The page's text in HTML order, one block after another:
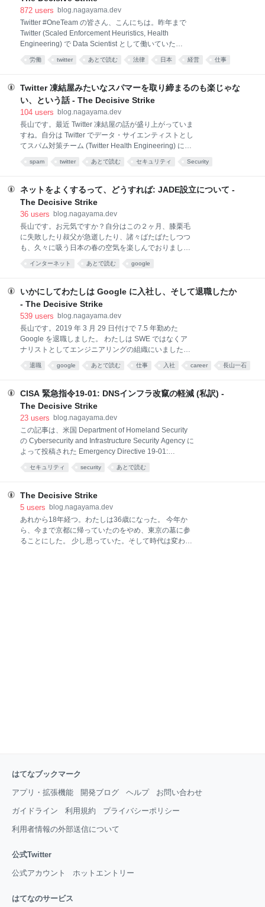
す。これは、「どの部署がレイオフ対象になったか」
ば、米国でレイオフ対象になった主要なチームは、ア
クセシビリティ、機械学習倫理 (META: ML Ethics,
Transparency & Accountability)、人権、キュレーショ
ン、PR (Comms)、SRE (Site Reliability Eng) な
872 users blog.nagayama.dev
Twitter #OneTeam の皆さん、こんにちは。昨年まで
Twitter (Scaled Enforcement Heuristics, Health
Engineering) で Data Scientist として働いていた
Kazushi と言います。 Elon Musk によって解雇された
皆さん、おつかれさまでした。これから転職先を探す
自分以外にこの点について公に言及されている方がい
らっしゃらないようなので、簡単にブログに書いてお
きます。これは不当解雇であり、法廷で争うべきこと
も、訴訟が起こっています。戦いましょう。 今日解雇
された Twitter 日本法人社員も不当解雇として法廷で争
って欲しい。整理解雇要件を満たすのは難しいはず。
https://t.co/mscQURXi70
労働 twitter あとで読む 法律 日本 経営 仕事
Twitter 凍結屋みたいなスパマーを取り締まるのも楽じゃな
い、という話 - The Decisive Strike
104 users blog.nagayama.dev
長山です。最近 Twitter 凍結屋の話が盛り上がっていま
すね。自分は Twitter でデータ・サイエンティストとし
てスパム対策チーム (Twitter Health Engineering) に在
籍していたことがあるので、少しこの件に関連して、
スパム対策の苦労について書いておきたいと思いま
のスパム対策における一般論」であって、Twitter 的に
Confidential な話はしていません。自分は Google
Search、Google Play のスパム対策チームにも在籍し
スパム対策という観点で書いておきたいと思います。
今北産業 スパム対策は結構難しく、報われない仕事。
陰謀論的に語られることが多いが、単に難しい仕事に
能力が追いついていないだけ。 一般ユーザーは、被害
spam twitter あとで読む セキュリティ Security
ネットをよくするって、どうすれば: JADE設立について -
The Decisive Strike
36 users blog.nagayama.dev
長山です。お元気ですか？自分はこの２ヶ月、膝栗毛
に失敗したり叔父が急逝したり、諸々ばたばたしつつ
も、久々に吸う日本の春の空気を楽しんでおりまし
た。これからも日本に住むことを楽しみにしていま
す。住みなれし花のみやこの初雪をことしは見むと思
とは既に前のエントリで書きました。その中で書いた
「これからやること」リストの中で、回顧録のこと、
ミルクハニーのこと、膝栗毛のことは既に色々動いて
くれたいた方もいらっしゃるかもしれません。ただ、
「インターネットをよくする」ということに関して
は、リストの中で唯一具体性のないものとして浮いて
いる状態になっていました。 それをきちんと具体性の
Chief
インターネット あとで読む google
いかにしてわたしは Google に入社し、そして退職したか
- The Decisive Strike
539 users blog.nagayama.dev
長山です。2019 年 3 月 29 日付けで 7.5 年勤めた
Google を退職しました。 わたしは SWE ではなくア
ナリストとしてエンジニアリングの組織にいました。
検索や Play といったプロダクトで、スパム対策の戦略
やフィルタを作ったり、データ分析を通じてプロダク
と、様々なプロジェクトに興味のままに関わっていま
した。ちょうど今日退職したので、入社エントリのビ
ッグウェーブのついでに、自分が Google で何をして
ぜ Google に入社したのか 2011 年当時、わたしはイ
ギリスの London School of Economics and Political
Science (通称 LSE) という大学で、社会人類学の修士
号を取得している最中でした。先行研究を読んだり論
退職 google あとで読む 仕事 入社 career 長山一石
CISA 緊急指令19-01: DNSインフラ改竄の軽減 (私訳) -
The Decisive Strike
23 users blog.nagayama.dev
この記事は、米国 Department of Homeland Security
の Cybersecurity and Infrastructure Security Agency に
よって投稿された Emergency Directive 19-01:
Mitigate DNS Infrastructure Tampering の私訳である。
正確性は保証しない。 このページは、国土安全保障省
急指令 19-01 『DNSインフラ改竄の軽減』の電脳網版
である。また、長官によるブログポストも参考にされ
たい。 44 U.S.C. 3553 (h) 項によって、国土安全保障
省は、ある政府機関の情報セキュリティに対して明確
な脅威を呈する、既知のあるいは十分に疑わしい情報
セキュリティ security あとで読む
The Decisive Strike
5 users blog.nagayama.dev
あれから18年経つ。わたしは36歳になった。 今年か
ら、今まで京都に帰っていたのをやめ、東京の墓に参
ることにした。 少し思っていた。そして時代は変わる
はてなブックマーク
アプリ・拡張機能 開発ブログ ヘルプ お問い合わせ
ガイドライン 利用規約 プライバシーポリシー
利用者情報の外部送信について
公式Twitter
公式アカウント ホットエントリー
はてなのサービス